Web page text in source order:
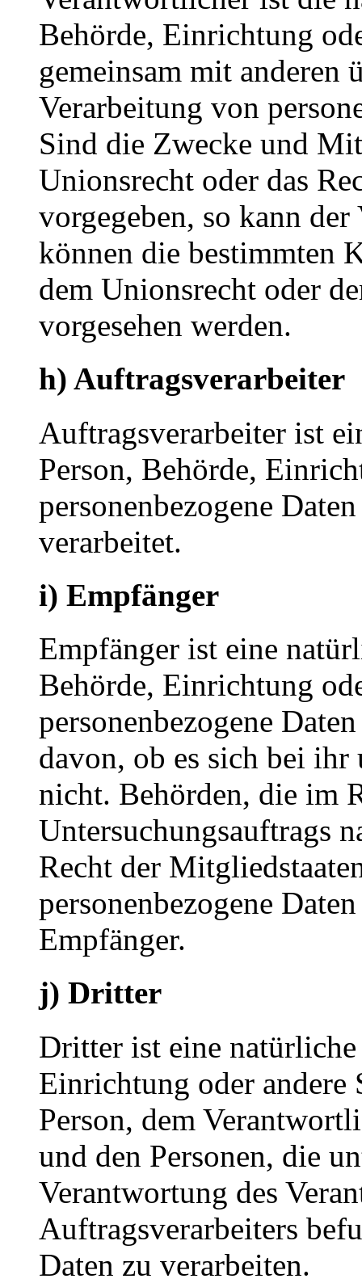
Behörde, Einrichtung
gemeinsam mit
Verarbeitung von
Sind die Zwecke und
Unionsrecht oder das
vorgegeben, so kann
können die bestimmten
dem Unionsrecht oder
vorgesehen werden.
h) Auftragsverarbeiter
Auftragsverarbeiter ist
Person, Behörde,
personenbezogene
verarbeitet.
i) Empfänger
Empfänger ist eine
Behörde, Einrichtung
personenbezogene
davon, ob es sich bei
nicht. Behörden, die im
Untersuchungsauftrags
Recht der
personenbezogene
Empfänger.
j) Dritter
Dritter ist eine
Einrichtung oder andere
Person, dem
und den Personen, die
Verantwortung des
Auftragsverarbeiters
Daten zu verarbeiten.